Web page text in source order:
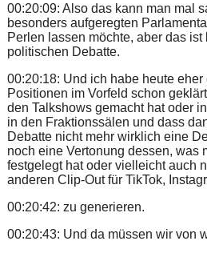
00:20:09: Also das kann man mal
besonders aufgeregten
Perlen lassen möchte, aber das
politischen Debatte.
00:20:18: Und ich habe heute
Positionen im Vorfeld schon
den Talkshows gemacht hat oder
in den Fraktionssälen und dass
Debatte nicht mehr wirklich eine
noch eine Vertonung dessen, was
festgelegt hat oder vielleicht auch
anderen Clip-Out für TikTok,
00:20:42: zu generieren.
00:20:43: Und da müssen wir von